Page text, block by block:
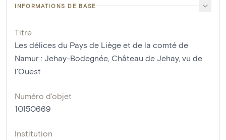
INFORMATIONS DE BASE
Titre
Les délices du Pays de Liège et de la comté de
Namur : Jehay-Bodegnée, Château de Jehay, vu de
l'Ouest
Numéro d'objet
10150669
Institution